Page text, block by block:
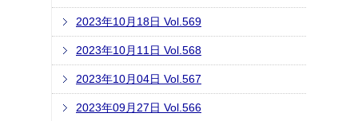
2023年10月18日 Vol.569
2023年10月11日 Vol.568
2023年10月04日 Vol.567
2023年09月27日 Vol.566